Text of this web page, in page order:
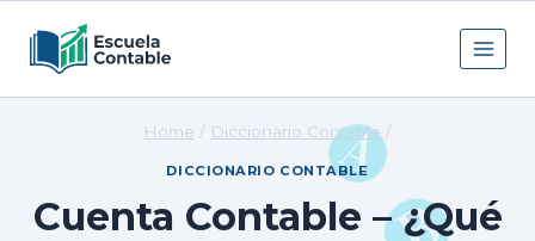
content
Home / Diccionario Contable /
DICCIONARIO CONTABLE
Cuenta Contable – ¿Qué